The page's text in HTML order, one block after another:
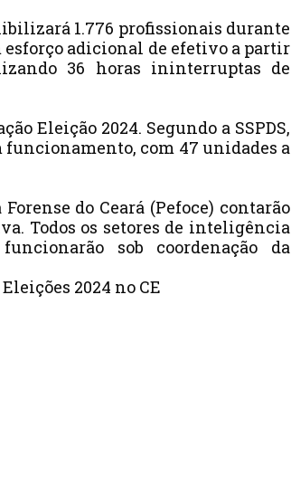
1.776 profissionais durante
esforço adicional de efetivo a partir
36 horas ininterruptas de
Eleição 2024. Segundo a SSPDS,
funcionamento, com 47 unidades a
do Ceará (Pefoce) contarão
Todos os setores de inteligência
sob coordenação da
2024 no CE